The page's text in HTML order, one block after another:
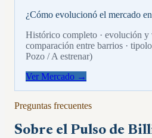
¿Cómo evolucionó el mercado
Histórico completo · evolución y
comparación entre barrios ·
Pozo / A estrenar)
Ver Mercado →
Preguntas frecuentes
Sobre el Pulso de